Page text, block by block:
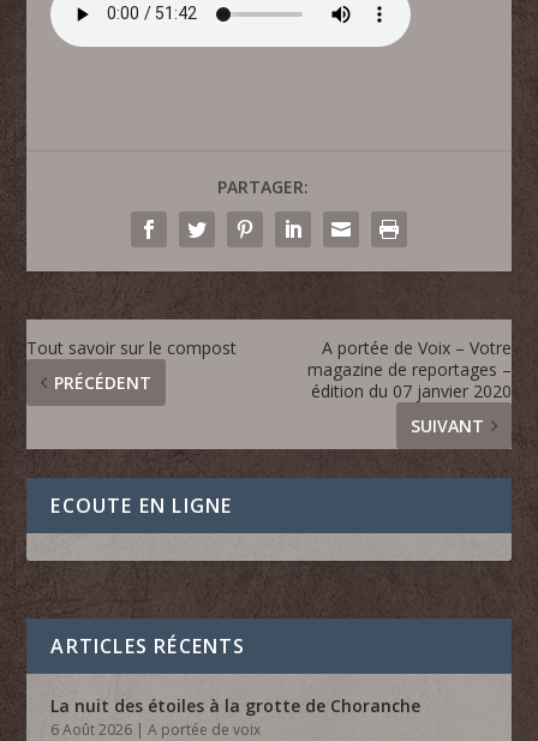
PARTAGER:
Tout savoir sur le compost
PRÉCÉDENT
A portée de Voix – Votre
magazine de reportages –
édition du 07 janvier 2020
SUIVANT
ECOUTE EN LIGNE
ARTICLES RÉCENTS
La nuit des étoiles à la grotte de Choranche
6 Août 2026 |A portée de voix